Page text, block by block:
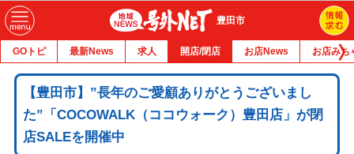
豊田市
GOトピ 最新News 求人 開店/閉店 お店News お店みち
【豊田市】”長年のご愛顧ありがとうございまし
た”「COCOWALK（ココウォーク）豊田店」が閉
店SALEを開催中